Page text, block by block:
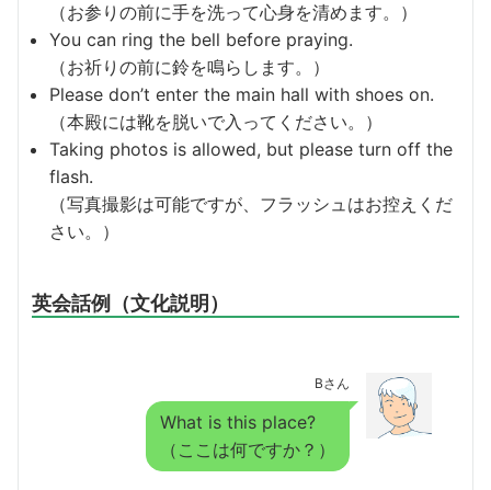
（お参りの前に手を洗って心身を清めます。）
You can ring the bell before praying.
（お祈りの前に鈴を鳴らします。）
Please don’t enter the main hall with shoes on.
（本殿には靴を脱いで入ってください。）
Taking photos is allowed, but please turn off the
flash.
（写真撮影は可能ですが、フラッシュはお控えくだ
さい。）
英会話例（文化説明）
Bさん
What is this place?
（ここは何ですか？）